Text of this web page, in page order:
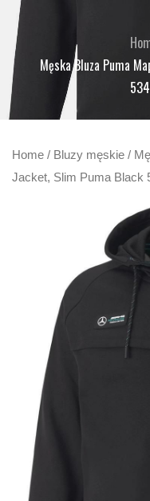
Męska Bluza Puma
Home / Bluzy męskie /
Jacket, Slim Puma Black